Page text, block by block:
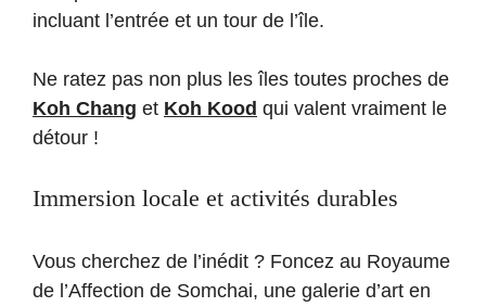
incluant l’entrée et un tour de l’île.
Ne ratez pas non plus les îles toutes proches de
Koh Chang et Koh Kood qui valent vraiment le
détour !
Immersion locale et activités durables
Vous cherchez de l’inédit ? Foncez au Royaume
de l’Affection de Somchai, une galerie d’art en